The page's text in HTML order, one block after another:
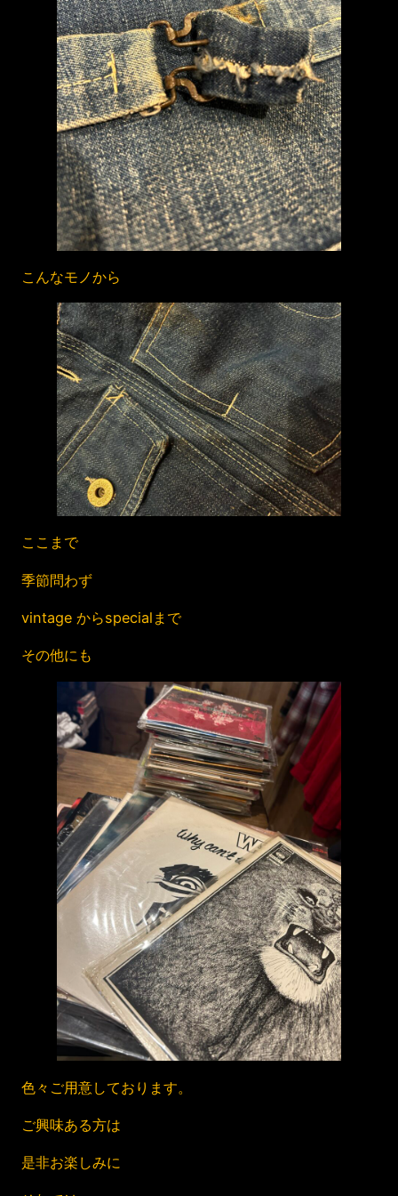
こんなモノから
ここまで
季節問わず
vintage からspecialまで
その他にも
色々ご用意しております。
ご興味ある方は
是非お楽しみに